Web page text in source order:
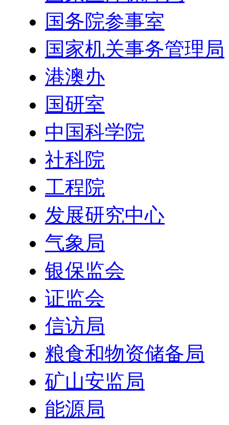
国务院参事室
国家机关事务管理局
港澳办
国研室
中国科学院
社科院
工程院
发展研究中心
气象局
银保监会
证监会
信访局
粮食和物资储备局
矿山安监局
能源局